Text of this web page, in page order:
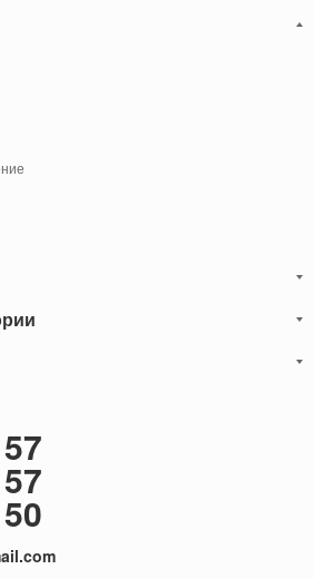
при получение)
2-ая группа (без НДС)